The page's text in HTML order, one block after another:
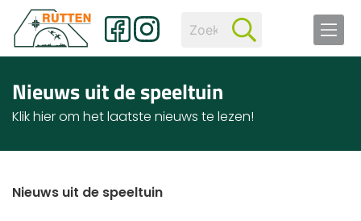
Nieuws uit de speeltuin
Klik hier om het laatste nieuws te lezen!
Nieuws uit de speeltuin